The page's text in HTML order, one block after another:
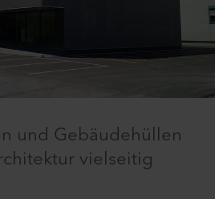
und Gebäudehüllen
vielseitig